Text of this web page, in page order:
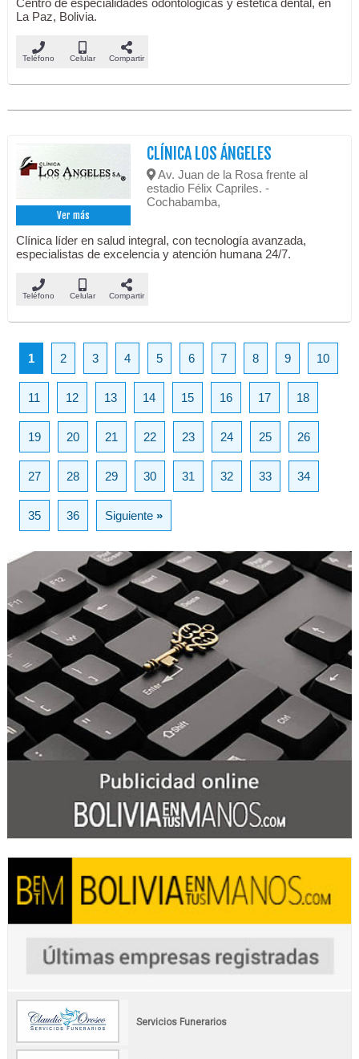
Centro de especialidades odontológicas y estética dental, en
La Paz, Bolivia.
Teléfono Celular Compartir
Ver más
CLÍNICA LOS ÁNGELES
Av. Juan de la Rosa frente al
estadio Félix Capriles. -
Cochabamba,
Clínica líder en salud integral, con tecnología avanzada,
especialistas de excelencia y atención humana 24/7.
Teléfono Celular Compartir
1 2 3 4 5 6 7 8 9 10
11 12 13 14 15 16 17 18
19 20 21 22 23 24 25 26
27 28 29 30 31 32 33 34
35 36 Siguiente»
Servicios Funerarios